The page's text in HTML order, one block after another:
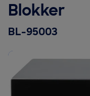
Blokker
BL-95003